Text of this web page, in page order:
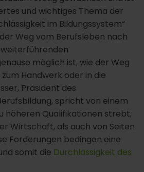
und wichtiges Thema der
im Bildungssystem“
Weg vom Berufsleben nach
möglich ist, wie der Weg
Handwerk oder in die
Präsident des
spricht von einem
höheren Qualifikationen strebt,
Wirtschaft, als auch von Seiten
Forderungen bedingen eine
somit die Durchlässigkeit des